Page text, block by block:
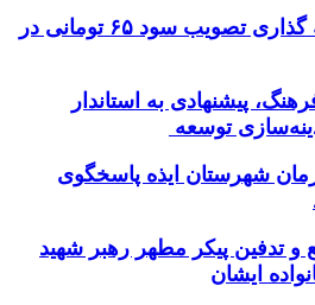
اخبار گروه سرمایه گذاری تصویب سود ۶۵ تومانی در
پیشنهادی به استاندار
توسعه
شهرستان ایذه پاسخگوی
و تدفین پیکر مطهر رهبر شهید
ایشان